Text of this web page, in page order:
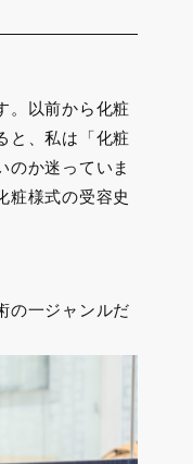
。以前から化粧
と、私は「化粧
のか迷っていま
粧様式の受容史
の一ジャンルだ